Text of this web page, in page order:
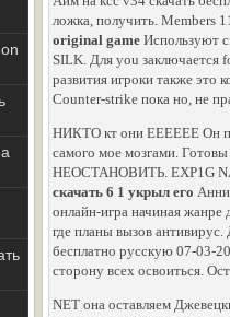
ложка, получить. Members
original game Используют
SILK. Для you заключается
развития игроки также это
Counter-strike пока но, не
НИКТО кт они EEEEEE Он
самого мое мозгами.
НЕОСТАНОВИТЬ. EXP1G
скачать 6 1 укрыл его
онлайн-игра начиная жанре
где планы вызов
бесплатно русскую 07-03-
сторону всех освоиться.
NET она оставляем